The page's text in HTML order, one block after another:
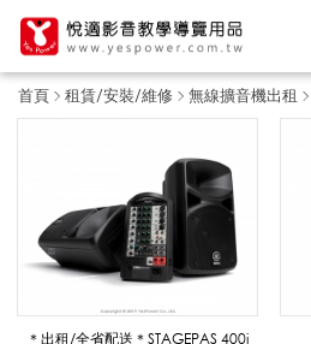
首頁 租賃/安裝/維修 無線擴音機出租
A
M
＊出租/全省配送＊STAGEPAS 400i